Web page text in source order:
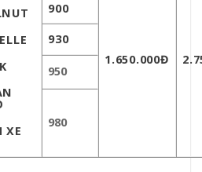
XE
1.650.000Đ
900
930
950
980